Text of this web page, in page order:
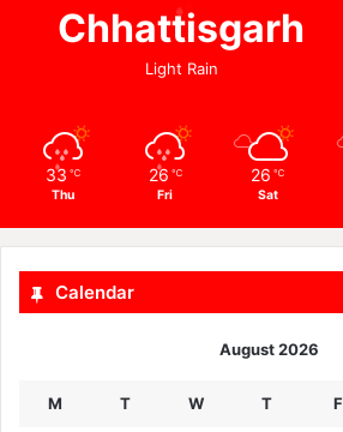
Chhattisgarh
Light Rain
33 ℃
Thu
26 ℃
Fri
26 ℃
Sat
Calendar
August 2026
M T W T F